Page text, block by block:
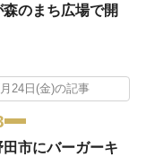
森のまち広場で開
24日(金)の記事
田市にバーガーキ